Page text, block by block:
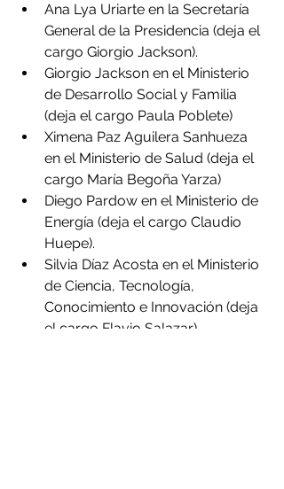
Ana Lya Uriarte en la Secretaría
General de la Presidencia (deja el
cargo Giorgio Jackson).
Giorgio Jackson en el Ministerio
de Desarrollo Social y Familia
(deja el cargo Paula Poblete)
Ximena Paz Aguilera Sanhueza
en el Ministerio de Salud (deja el
cargo María Begoña Yarza)
Diego Pardow en el Ministerio de
Energía (deja el cargo Claudio
Huepe).
Silvia Díaz Acosta en el Ministerio
de Ciencia, Tecnología,
Conocimiento e Innovación (deja
el cargo Flavio Salazar).